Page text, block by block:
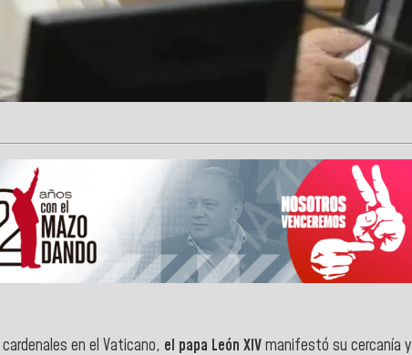
en el Vaticano, el papa León XIVmanifestó su cercanía y